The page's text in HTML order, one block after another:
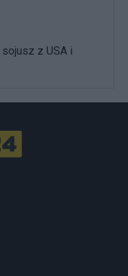
sojusz z USA i